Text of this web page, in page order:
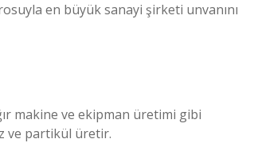
en büyük sanayi şirketi unvanını
makine ve ekipman üretimi gibi
ve partikül üretir.